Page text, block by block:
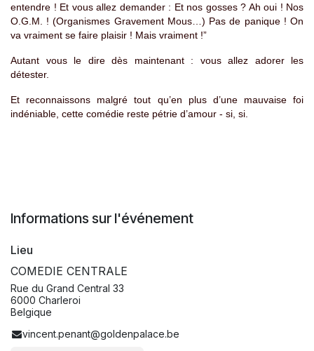
entendre ! Et vous allez demander : Et nos gosses ? Ah oui ! Nos
O.G.M. ! (Organismes Gravement Mous…) Pas de panique ! On
va vraiment se faire plaisir ! Mais vraiment !”
Autant vous le dire dès maintenant : vous allez adorer les
détester.
Et reconnaissons malgré tout qu’en plus d’une mauvaise foi
indéniable, cette comédie reste pétrie d’amour - si, si.
Informations sur l'événement
Lieu
COMEDIE CENTRALE
Rue du Grand Central 33
6000 Charleroi
Belgique
vincent.penant@goldenpalace.be